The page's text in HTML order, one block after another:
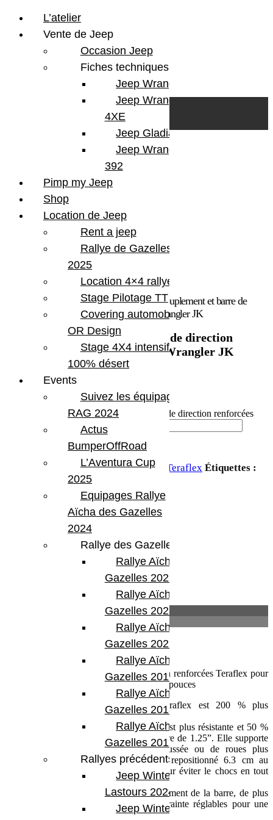
Marques /Teraflex/ Barre d’accouplement et barre de
direction renforcées Teraflex pour Jeep Wrangler JK
Barre d’accouplement et barre de direction
renforcées Teraflex pour Jeep Wrangler JK
1 362.19€
quantité de Barre d'accouplement et barre de direction renforcées
Teraflex pour Jeep Wrangler JK
Ajouter au panier
TERA 1853900 Catégorie : Teraflex Étiquettes :
Jeep JKU 4 portes
Informations complémentaires
Barre d’accouplement et barre de direction renforcées Teraflex pour
Jeep Wrangler JK avec rehausse jusqu’à 3 pouces
La barre d’accouplement renforcée Teraflex est 200 % plus
résistante grâce à son diamètre de 1-5/8.
La barre de direction renforcée Teraflex est plus résistante et 50 %
plus rigide que d’origine avec son diamètre de 1.25”. Elle supporte
mieux le stress d’une suspension rehaussée ou de roues plus
grandes. L’amortisseur de direction est repositionné 6.3 cm au
dessus de la barre de d’accouplement pour éviter le chocs en tout
Les rotules sont changeables indépendamment de la barre, de plus
elles sont graissables et ont une précontrainte réglables pour une
L’atelier
Vente de Jeep
Occasion Jeep
Fiches techniques
Jeep Wrangler JL
Jeep Wrangler
4XE
Jeep Gladiator
Jeep Wrangler V8
392
Pimp my Jeep
Shop
Location de Jeep
Rent a jeep
Rallye de Gazelles
2025
Location 4×4 rallye
Stage Pilotage TT
Covering automobile –
OR Design
Stage 4X4 intensif
100% désert
Events
Suivez les équipages
RAG 2024
Actus
BumperOffRoad
L’Aventura Cup
2025
Equipages Rallye
Aïcha des Gazelles
2024
Rallye des Gazelles
Rallye Aïcha des
Gazelles 2023
Rallye Aïcha des
Gazelles 2022
Rallye Aïcha des
Gazelles 2021 -30th
Rallye Aïcha des
Gazelles 2019
Rallye Aïcha des
Gazelles 2018
Rallye Aïcha des
Gazelles 2017
Rallyes précédents
Jeep Winter
Lastours 2024
Jeep Winter Tour